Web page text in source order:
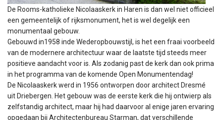
De Rooms-katholieke Nicolaaskerk in Haren is dan wel niet officieel
een gemeentelijk of rijksmonument, het is wel degelijk een
monumentaal gebouw.
Gebouwd in1958 inde Wederopbouwstijl, is het een fraai voorbeeld
van de modernere architectuur waar de laatste tijd steeds meer
positieve aandacht voor is. Als zodanig past de kerk dan ook prima
in het programma van de komende Open Monumentendag!
De Nicolaaskerk werd in 1956 ontworpen door architect Dresmé
uit Driebergen. Het gebouw was de eerste kerk die hij ontwierp als
zelfstandig architect, maar hij had daarvoor al enige jaren ervaring
opgedaan bij Architectenbureau Starman, dat verschillende